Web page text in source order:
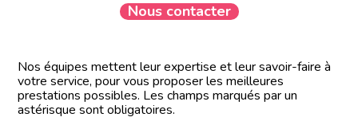
Nous contacter
Nos équipes mettent leur expertise et leur savoir-faire à
votre service, pour vous proposer les meilleures
prestations possibles. Les champs marqués par un
astérisque sont obligatoires.